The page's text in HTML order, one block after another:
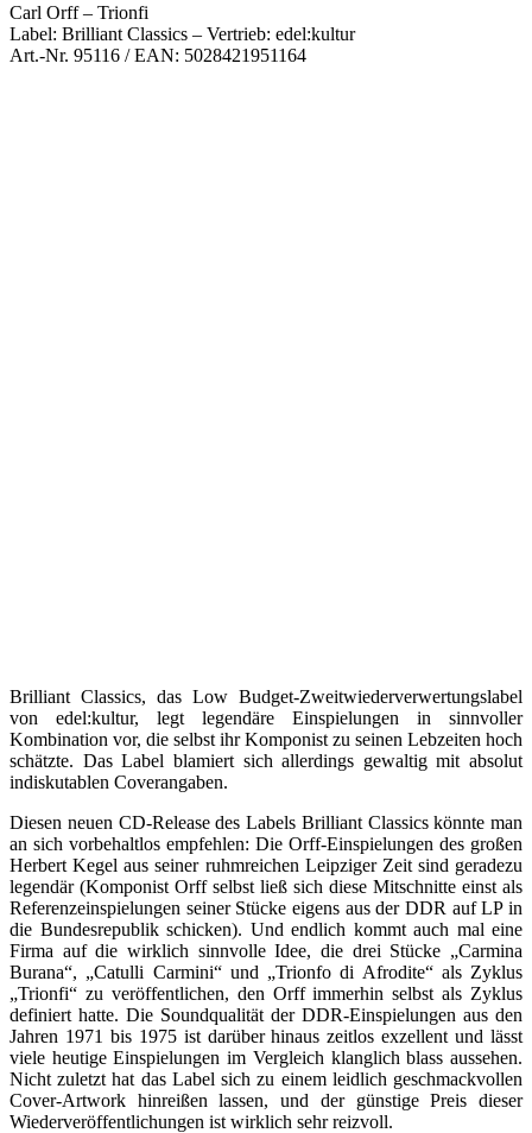
Carl Orff – Trionfi
Label: Brilliant Classics – Vertrieb: edel:kultur
Art.-Nr. 95116 / EAN: 5028421951164
Brilliant Classics, das Low Budget-Zweitwiederverwertungslabel
von edel:kultur, legt legendäre Einspielungen in sinnvoller
Kombination vor, die selbst ihr Komponist zu seinen Lebzeiten hoch
schätzte. Das Label blamiert sich allerdings gewaltig mit absolut
indiskutablen Coverangaben.
Diesen neuen CD-Release des Labels Brilliant Classics könnte man
an sich vorbehaltlos empfehlen: Die Orff-Einspielungen des großen
Herbert Kegel aus seiner ruhmreichen Leipziger Zeit sind geradezu
legendär (Komponist Orff selbst ließ sich diese Mitschnitte einst als
Referenzeinspielungen seiner Stücke eigens aus der DDR auf LP in
die Bundesrepublik schicken). Und endlich kommt auch mal eine
Firma auf die wirklich sinnvolle Idee, die drei Stücke „Carmina
Burana“, „Catulli Carmini“ und „Trionfo di Afrodite“ als Zyklus
„Trionfi“ zu veröffentlichen, den Orff immerhin selbst als Zyklus
definiert hatte. Die Soundqualität der DDR-Einspielungen aus den
Jahren 1971 bis 1975 ist darüber hinaus zeitlos exzellent und lässt
viele heutige Einspielungen im Vergleich klanglich blass aussehen.
Nicht zuletzt hat das Label sich zu einem leidlich geschmackvollen
Cover-Artwork hinreißen lassen, und der günstige Preis dieser
Wiederveröffentlichungen ist wirklich sehr reizvoll.